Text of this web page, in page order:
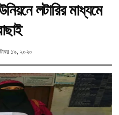
লটারির মাধ্যমে
১৯, ২০২০